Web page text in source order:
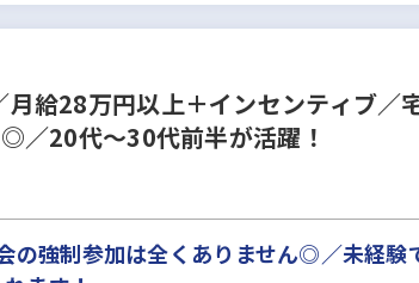
給28万円以上＋インセンティブ／
／20代～30代前半が活躍！
強制参加は全くありません◎／未経験